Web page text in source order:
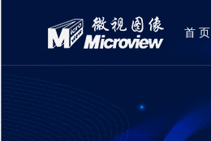
首 页
登录 | 注册